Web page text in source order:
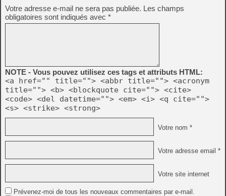
Votre adresse e-mail ne sera pas publiée. Les champs
obligatoires sont indiqués avec *
NOTE - Vous pouvez utilisez ces tags et attributs HTML:
<a href="" title=""> <abbr title=""> <acronym
title=""> <b> <blockquote cite=""> <cite>
<code> <del datetime=""> <em> <i> <q cite="">
<s> <strike> <strong>
Votre nom *
Votre adresse email *
Votre site internet
Prévenez-moi de tous les nouveaux commentaires par e-mail.